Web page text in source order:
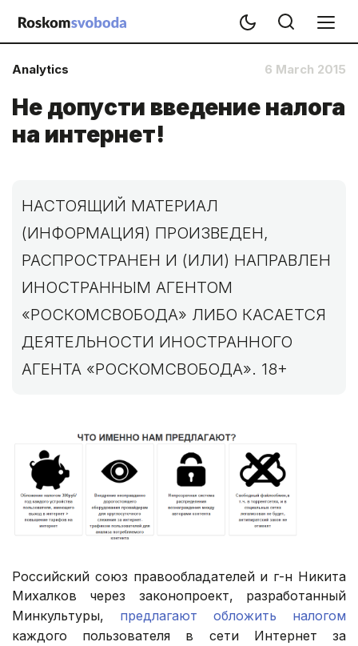
Analytics 6 March 2015
Не допусти введение налога
на интернет!
НАСТОЯЩИЙ МАТЕРИАЛ
(ИНФОРМАЦИЯ) ПРОИЗВЕДЕН,
РАСПРОСТРАНЕН И (ИЛИ) НАПРАВЛЕН
ИНОСТРАННЫМ АГЕНТОМ
«РОСКОМСВОБОДА» ЛИБО КАСАЕТСЯ
ДЕЯТЕЛЬНОСТИ ИНОСТРАННОГО
АГЕНТА «РОСКОМСВОБОДА». 18+
Российский союз правообладателей и г-н Никита
Михалков через законопроект, разработанный
Минкультуры, предлагают обложить налогом
каждого пользователя в сети Интернет за